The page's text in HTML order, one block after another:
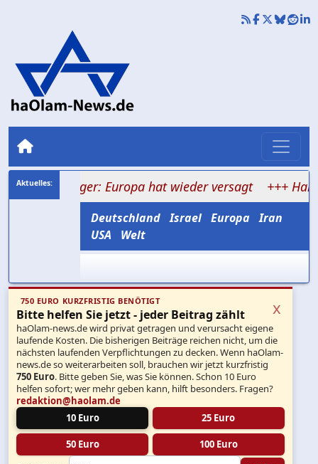
Europa hat wieder versagt +++ Hamas
Deutschland Israel Europa Iran
USA
Welt
750 EURO KURZFRISTIG BENÖTIGT
Bitte helfen Sie jetzt - jeder Beitrag zählt
haOlam-news.de wird privat getragen und verursacht eigene
laufende Kosten. Die bisherigen Beiträge reichen nicht, um die
nächsten laufenden Verpflichtungen zu decken. Wenn haOlam-
news.de so weiterarbeiten soll, brauchen wir jetzt kurzfristig
750 Euro. Bitte geben Sie, was Sie können. Schon 10 Euro
helfen sofort; wer mehr geben kann, hilft besonders. Fragen?
redaktion@haolam.de
10 Euro
25 Euro
50 Euro 100 Euro
x